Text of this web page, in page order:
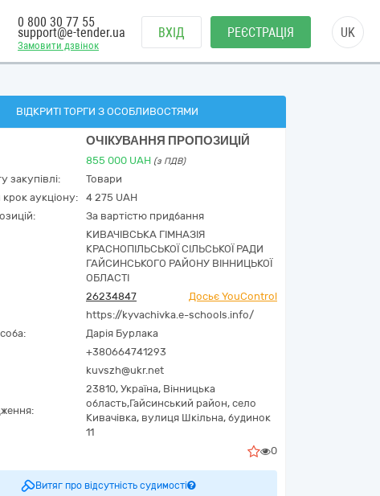
Замовити дзвінок
0 800 30 77 55
support@e-tender.ua ВХІД РЕЄСТРАЦІЯ UK
ВІДКРИТІ ТОРГИ З ОСОБЛИВОСТЯМИ
ОЧІКУВАННЯ ПРОПОЗИЦІЙ
855 000 UAH (з ПДВ)
закупівлі:
Товари
крок аукціону:
4 275 UAH
За вартістю придбання
КИВАЧІВСЬКА ГІМНАЗІЯ
КРАСНОПІЛЬСЬКОЇ СІЛЬСЬКОЇ РАДИ
ГАЙСИНСЬКОГО РАЙОНУ ВІННИЦЬКОЇ
ОБЛАСТІ
26234847
Досьє YouControl
https://kyvachivka.e-schools.info/
Дарія Бурлака
+380664741293
kuvszh@ukr.net
23810, Україна, Вінницька
область,Гайсинський район, село
Кивачівка, вулиця Шкільна, будинок
11
0
Витяг про відсутність судимості